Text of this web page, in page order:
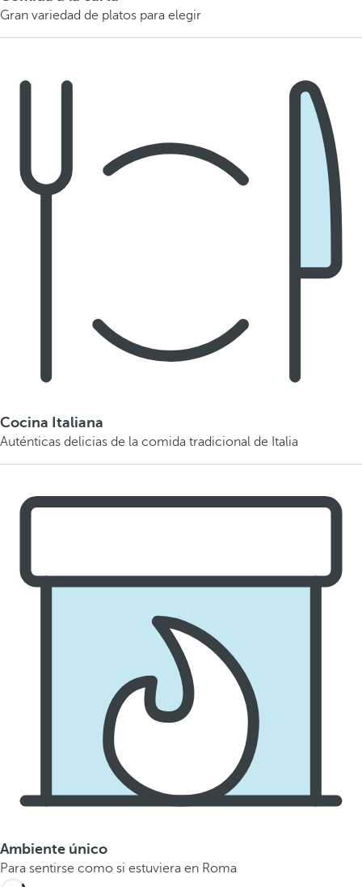
Gran variedad de platos para elegir
Cocina Italiana
Auténticas delicias de la comida tradicional de Italia
Ambiente único
Para sentirse como si estuviera en Roma